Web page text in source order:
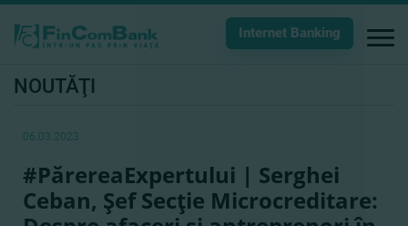
Internet Banking
NOUTĂŢI
06.03.2023
#PărereaExpertului | Serghei
Ceban, Şef Secţie Microcreditare: